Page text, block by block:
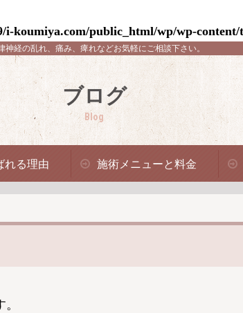
i-koumiya.com/public_html/wp/wp-
神経の乱れ、痛み、痺れなどお気軽にご相談下さい。
ブログ
Blog
れる理由 施術メニューと料金